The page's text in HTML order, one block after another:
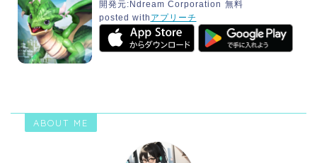
開発元: Ndream Corporation 無料
posted with アプリーチ
ABOUT ME